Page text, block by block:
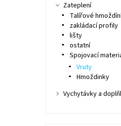
Zateplení
Talířové
zakládací profily
lišty
ostatní
Spojovací
Vruty
Hmoždinky
Vychytávky a